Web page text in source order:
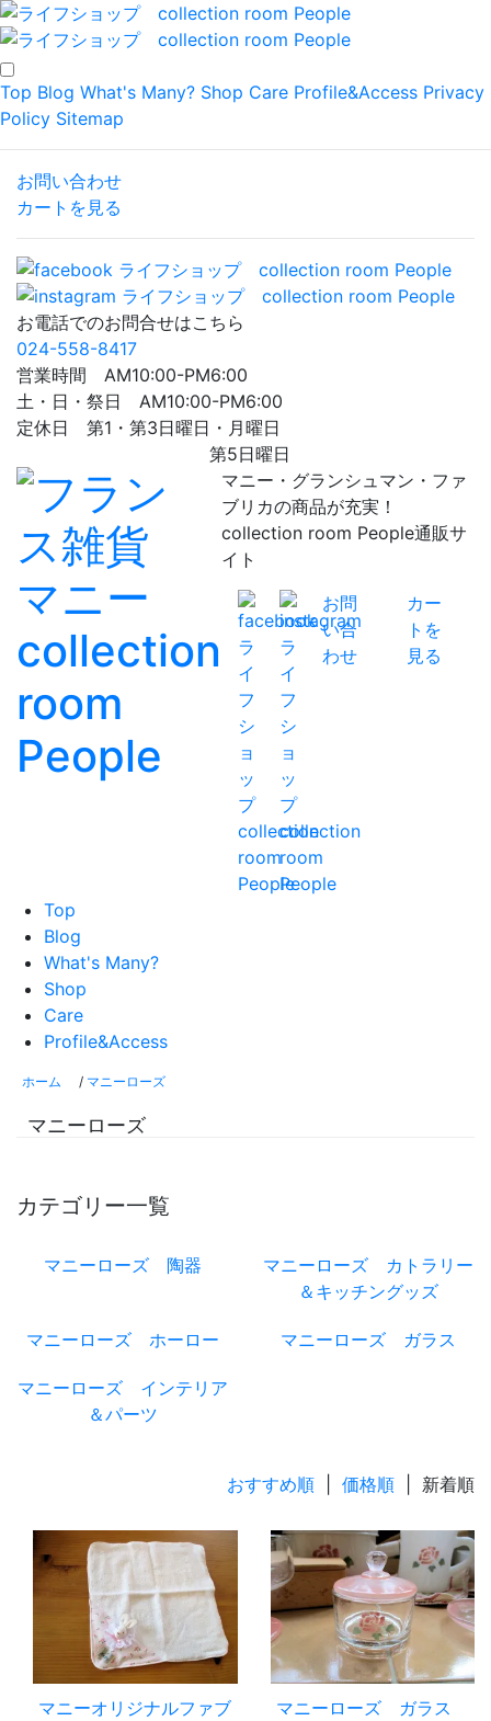
Top Blog What's Many? Shop Care Profile&Access Privacy
Policy Sitemap
お問い合わせ
カートを見る
お電話でのお問合せはこちら
024-558-8417
営業時間 AM10:00-PM6:00
土・日・祭日 AM10:00-PM6:00
定休日 第1・第3日曜日・月曜日
第5日曜日
マニー・グランシュマン・ファ
ブリカの商品が充実！
collection room People通販サ
イト
お問
い合
わせ
カー
トを
見る
Top
Blog
What's Many?
Shop
Care
Profile&Access
ホーム / マニーローズ
マニーローズ
カテゴリー一覧
マニーローズ 陶器
マニーローズ カトラリー
＆キッチングッズ
マニーローズ ホーロー マニーローズ ガラス
マニーローズ インテリア
＆パーツ
おすすめ順 価格順 | 新着順
マニーオリジナルファブ
マニーローズ ガラス